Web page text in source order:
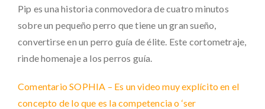
Pip es una historia conmovedora de cuatro minutos
sobre un pequeño perro que tiene un gran sueño,
convertirse en un perro guía de élite. Este cortometraje,
rinde homenaje a los perros guía.
Comentario SOPHIA – Es un video muy explícito en el
concepto de lo que es la competencia o ‘ser